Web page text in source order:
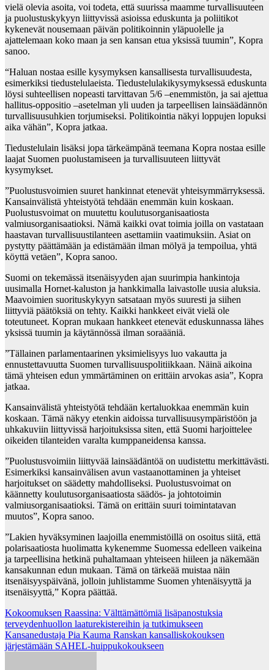
vielä olevia asoita, voi todeta, että suurissa maamme turvallisuuteen
ja puolustuskykyyn liittyvissä asioissa eduskunta ja poliitikot
kykenevät nousemaan päivän politikoinnin yläpuolelle ja
ajattelemaan koko maan ja sen kansan etua yksissä tuumin”, Kopra
sanoo.
“Haluan nostaa esille kysymyksen kansallisesta turvallisuudesta,
esimerkiksi tiedustelulaeista. Tiedustelulakikysymyksessä eduskunta
löysi suhteellisen nopeasti tarvittavan 5/6 –enemmistön, ja sai ajettua
hallitus-oppositio –asetelman yli uuden ja tarpeellisen lainsäädännön
turvallisuusuhkien torjumiseksi. Politikointia näkyi loppujen lopuksi
aika vähän”, Kopra jatkaa.
Tiedustelulain lisäksi jopa tärkeämpänä teemana Kopra nostaa esille
laajat Suomen puolustamiseen ja turvallisuuteen liittyvät
kysymykset.
”Puolustusvoimien suuret hankinnat etenevät yhteisymmärryksessä.
Kansainvälistä yhteistyötä tehdään enemmän kuin koskaan.
Puolustusvoimat on muutettu koulutusorganisaatiosta
valmiusorganisaatioksi. Nämä kaikki ovat toimia joilla on vastataan
haastavan turvallisuustilanteen asettamiin vaatimuksiin. Asiat on
pystytty päättämään ja edistämään ilman mölyä ja tempoilua, yhtä
köyttä vetäen”, Kopra sanoo.
Suomi on tekemässä itsenäisyyden ajan suurimpia hankintoja
uusimalla Hornet-kaluston ja hankkimalla laivastolle uusia aluksia.
Maavoimien suorituskykyyn satsataan myös suuresti ja siihen
liittyviä päätöksiä on tehty. Kaikki hankkeet eivät vielä ole
toteutuneet. Kopran mukaan hankkeet etenevät eduskunnassa lähes
yksissä tuumin ja käytännössä ilman soraääniä.
”Tällainen parlamentaarinen yksimielisyys luo vakautta ja
ennustettavuutta Suomen turvallisuuspolitiikkaan. Näinä aikoina
tämä yhteisen edun ymmärtäminen on erittäin arvokas asia”, Kopra
jatkaa.
Kansainvälistä yhteistyötä tehdään kertaluokkaa enemmän kuin
koskaan. Tämä näkyy etenkin aidoissa turvallisuusympäristöön ja
uhkakuviin liittyvissä harjoituksissa siten, että Suomi harjoittelee
oikeiden tilanteiden varalta kumppaneidensa kanssa.
”Puolustusvoimiin liittyvää lainsäädäntöä on uudistettu merkittävästi.
Esimerkiksi kansainvälisen avun vastaanottaminen ja yhteiset
harjoitukset on säädetty mahdolliseksi. Puolustusvoimat on
käännetty koulutusorganisaatiosta säädös- ja johtotoimin
valmiusorganisaatioksi. Tämä on erittäin suuri toimintatavan
muutos”, Kopra sanoo.
”Lakien hyväksyminen laajoilla enemmistöillä on osoitus siitä, että
polarisaatiosta huolimatta kykenemme Suomessa edelleen vaikeina
ja tarpeellisina hetkinä puhaltamaan yhteiseen hiileen ja näkemään
kansakunnan edun mukaan. Tämä on tärkeää muistaa näin
itsenäisyyspäivänä, jolloin juhlistamme Suomen yhtenäisyyttä ja
itsenäisyyttä,” Kopra päättää.
Post
navigation
Kokoomuksen Raassina: Välttämättömiä lisäpanostuksia
terveydenhuollon laaturekistereihin ja tutkimukseen
Kansanedustaja Pia Kauma Ranskan kansalliskokouksen
järjestämään SAHEL-huippukokoukseen